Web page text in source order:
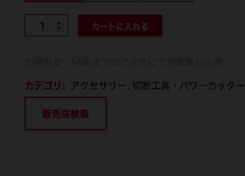
個数 カートに入れる
カテゴリ: アクセサリー 切断工具・パワーカッター
販売店検索